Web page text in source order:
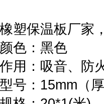
橡塑保温板厂家
颜色：黑色
作用：吸音、防
型号：15mm（